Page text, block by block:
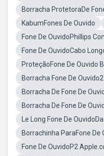
Borracha ProtetoraDe
KabumFones De Ouvido
Fone De OuvidoPhillips
Fone De OuvidoCabo
ProteçãoFone De Ouvido
Borracha Fone De
Borracha De Fone De
Borracha De Fone De
Le Long Fone De
Borrachinha ParaFone De
Fone De OuvidoP2